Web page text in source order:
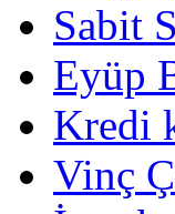
Sabit
Eyüp
Kredi
Vinç